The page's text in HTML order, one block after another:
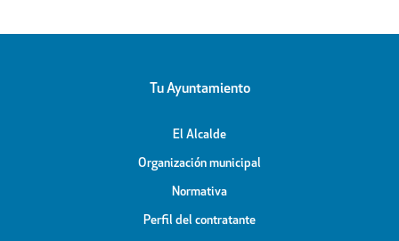
Tu Ayuntamiento
El Alcalde
Organización municipal
Normativa
Perfil del contratante